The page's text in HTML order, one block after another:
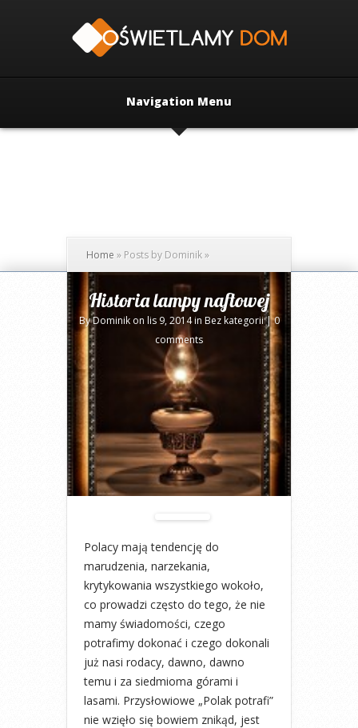
Navigation Menu
Home » Posts by Dominik»
Historia lampy naftowej
ByDominikon lis 9, 2014 in Bez kategorii|0
comments
Polacy mają tendencję do
marudzenia, narzekania,
krytykowania wszystkiego wokoło,
co prowadzi często do tego, że nie
mamy świadomości, czego
potrafimy dokonać i czego dokonali
już nasi rodacy, dawno, dawno
temu i za siedmioma górami i
lasami. Przysłowiowe „Polak potrafi”
nie wzięło się bowiem znikąd, jest